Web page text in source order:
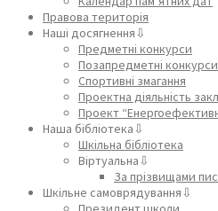
Правова територія
Наші досягнення⇩
Предметні конкурси
Позапредметні конкурси
Спортивні змагання
Проектна діяльність
Проект
Наша бібліотека⇩
Шкільна бібліотека
Віртуальна⇩
За прізвищами
Шкільне самоврядування⇩